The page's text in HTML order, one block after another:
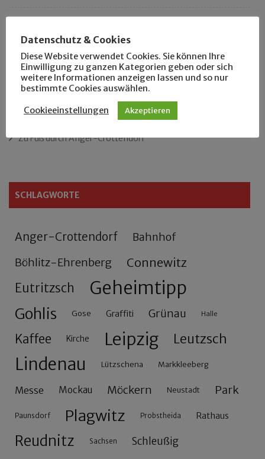
Das neue Eutritzsch-Buch
Der Leipziger Schmiedetag von 1904
Rennfahrer in Schönefeld und Zschocher
Zu Fuß durch Anger-Crottendorf
SCHLAGWORTE
Anger-Crottendorf Bahnhof
Böhlitz-Ehrenberg Connewitz
Eutritzsch Geheimtipp
Gohlis Gose Graffiti Grünau Halle
Kaffee Kirche Leipzig Leutzsch
Lindenau Lützschena Markkleeberg
Messe Mockau Möckern Neustadt Park
Paunsdorf Plagwitz Probstheida Rathaus
Reudnitz Sachsen Schleußig
Datenschutz & Cookies
Diese Website verwendet Cookies. Sie können Ihre
Einwilligung zu ganzen Kategorien geben oder sich
weitere Informationen anzeigen lassen und so nur
bestimmte Cookies auswählen.
Cookieeinstellungen Akzeptieren